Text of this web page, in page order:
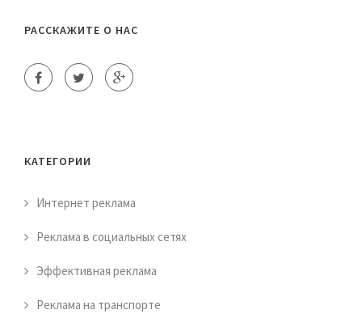
РАССКАЖИТЕ О НАС
КАТЕГОРИИ
Интернет реклама
Реклама в социальных сетях
Эффективная реклама
Реклама на транспорте